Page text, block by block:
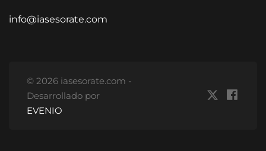
info@iasesorate.com
© 2026 iasesorate.com -
Desarrollado por
EVENIO